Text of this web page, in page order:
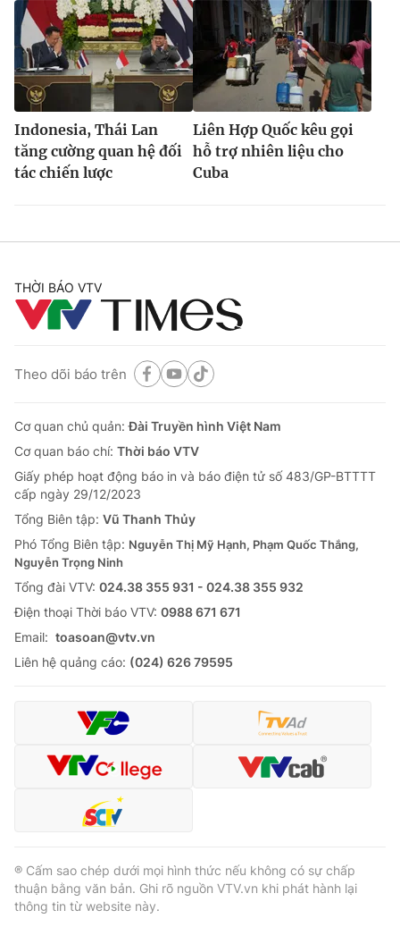
Indonesia, Thái Lan
tăng cường quan hệ đối
tác chiến lược
Liên Hợp Quốc kêu gọi
hỗ trợ nhiên liệu cho
Cuba
THỜI BÁO VTV
Theo dõi báo trên
Cơ quan chủ quản:Đài Truyền hình Việt Nam
Cơ quan báo chí: Thời báo VTV
Giấy phép hoạt động báo in và báo điện tử số 483/GP-BTTTT
cấp ngày 29/12/2023
Tổng Biên tập: Vũ Thanh Thủy
Phó Tổng Biên tập: Nguyễn Thị Mỹ Hạnh, Phạm Quốc Thắng,
Nguyễn Trọng Ninh
Tổng đài VTV: 024.38 355 931 - 024.38 355 932
Ðiện thoại Thời báo VTV: 0988 671 671
Email: toasoan@vtv.vn
Liên hệ quảng cáo: (024) 626 79595
® Cấm sao chép dưới mọi hình thức nếu không có sự chấp
thuận bằng văn bản. Ghi rõ nguồn VTV.vn khi phát hành lại
thông tin từ website này.